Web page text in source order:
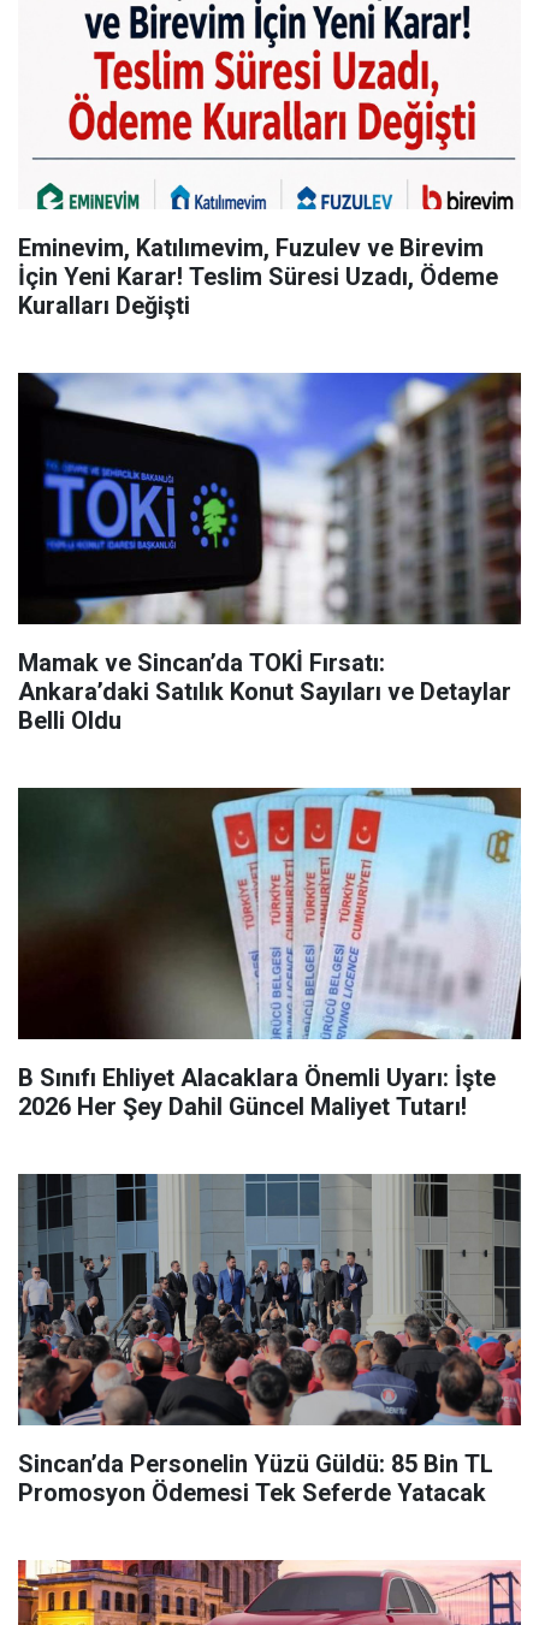
Eminevim, Katılımevim, Fuzulev ve Birevim
İçin Yeni Karar! Teslim Süresi Uzadı, Ödeme
Kuralları Değişti
Mamak ve Sincan’da TOKİ Fırsatı:
Ankara’daki Satılık Konut Sayıları ve Detaylar
Belli Oldu
B Sınıfı Ehliyet Alacaklara Önemli Uyarı: İşte
2026 Her Şey Dahil Güncel Maliyet Tutarı!
Sincan’da Personelin Yüzü Güldü: 85 Bin TL
Promosyon Ödemesi Tek Seferde Yatacak